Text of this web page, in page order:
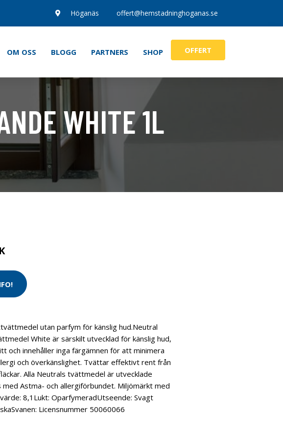
Höganäs offert@hemstadninghoganas.se
OM OSS BLOGG PARTNERS SHOP OFFERT
WHITE 1L
utan parfym för känslig hud.Neutral
White är särskilt utvecklad för känslig hud,
och innehåller inga färgämnen för att minimera
och överkänslighet. Tvättar effektivt rent från
Alla Neutrals tvättmedel är utvecklade
med Astma- och allergiförbundet. Miljömärkt med
8,1Lukt: OparfymeradUtseende: Svagt
Licensnummer 50060066